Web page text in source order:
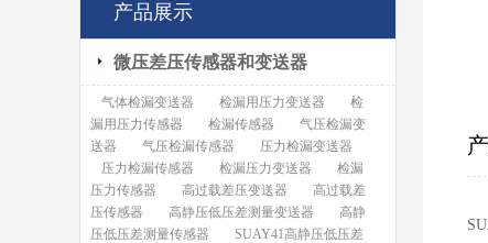
产品展示
微压差压传感器和变送器
气体检漏变送器 检漏用压力变送器
检
漏用压力传感器
检漏传感器
气压检漏变
送器
气压检漏传感器
压力检漏变送器
压力检漏传感器
检漏压力变送器
检漏
压力传感器
高过载差压变送器
高过载差
压传感器
高静压低压差测量变送器
高静
压低压差测量传感器
SUAY41高静压低压差